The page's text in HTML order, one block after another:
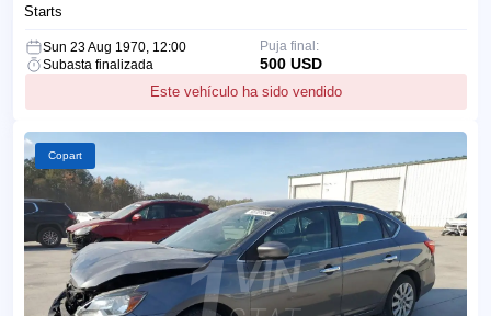
Starts
Sun 23 Aug 1970, 12:00
Subasta finalizada
Este vehículo ha sido vendido
Puja final:
500 USD
Copart